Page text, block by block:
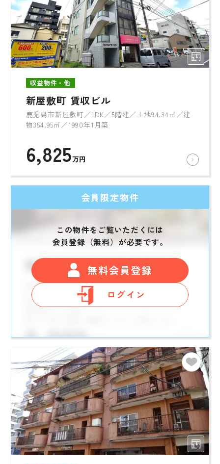
収益物件・他
新屋敷町 賃収ビル
鹿児島市新屋敷町／1DK／5階建／土地94.34㎡／建
物354.95㎡／1990年1月築
6,825万円
会員限定物件
この物件をご覧いただくには
会員登録（無料）が必要です。
無料会員登録
ログイン